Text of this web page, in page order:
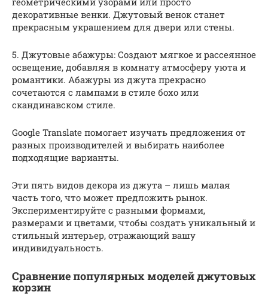
декоративные венки. Джутовый венок станет
прекрасным украшением для двери или стены.
5. Джутовые абажуры: Создают мягкое и рассеянное
освещение, добавляя в комнату атмосферу уюта и
романтики. Абажуры из джута прекрасно
сочетаются с лампами в стиле бохо или
скандинавском стиле.
Google Translate помогает изучать предложения от
разных производителей и выбирать наиболее
подходящие варианты.
Эти пять видов декора из джута – лишь малая
часть того, что может предложить рынок.
Экспериментируйте с разными формами,
размерами и цветами, чтобы создать уникальный и
стильный интерьер, отражающий вашу
индивидуальность.
Сравнение популярных моделей джутовых
корзин